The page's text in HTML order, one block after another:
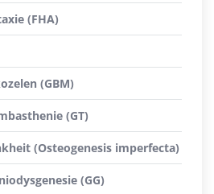
(FHA)
(GBM)
(GT)
(Osteogenesis imperfecta)
(GG)